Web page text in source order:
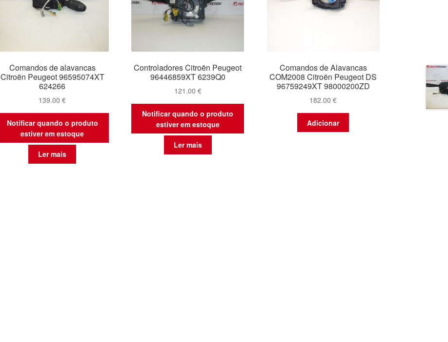
Comandos de alavancas
Citroën Peugeot 96595074XT
624266
139.00€
Notificar quando o produto
estiver em estoque
Ler mais
Controladores Citroën Peugeot
96446859XT 6239Q0
121.00 €
Notificar quando o produto
estiver em estoque
Ler mais
Comandos de Alavancas
COM2008 Citroën Peugeot DS
96759249XT 98000200ZD
182.00€
Adicionar